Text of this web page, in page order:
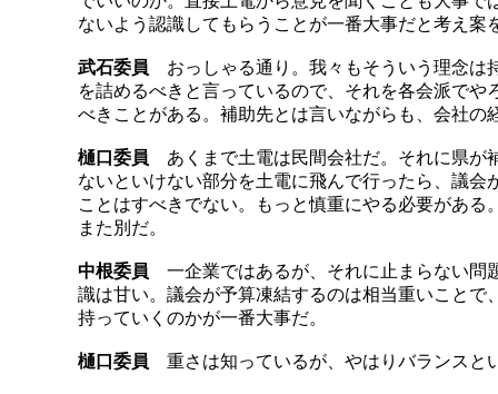
ないよう認識してもらうことが一番大事だと考え案
武石委員 おっしゃる通り。我々もそういう理念は
を詰めるべきと言っているので、それを各会派で
べきことがある。補助先とは言いながらも、会社
樋口委員 あくまで土電は民間会社だ。それに県が
ないといけない部分を土電に飛んで行ったら、議
ことはすべきでない。もっと慎重にやる必要があ
また別だ。
中根委員 一企業ではあるが、それに止まらない問
識は甘い。議会が予算凍結するのは相当重いこと
持っていくのかが一番大事だ。
樋口委員 重さは知っているが、やはりバランスと